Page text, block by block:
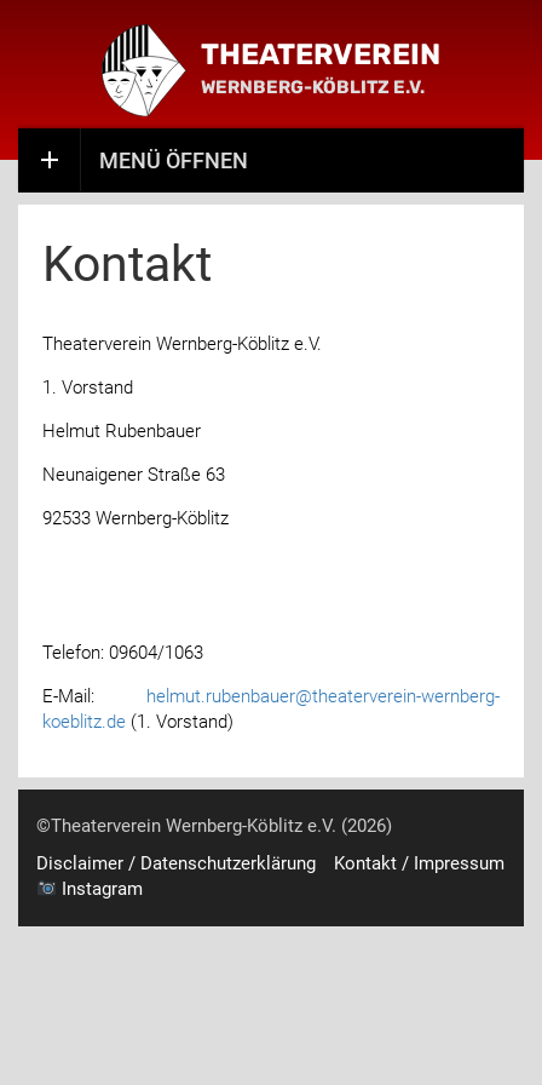
THEATERVEREIN
WERNBERG-KÖBLITZ E.V.
MENÜ ÖFFNEN
Kontakt
Theaterverein Wernberg-Köblitz e.V.
1. Vorstand
Helmut Rubenbauer
Neunaigener Straße 63
92533 Wernberg-Köblitz
Telefon: 09604/1063
E-Mail: helmut.rubenbauer@theaterverein-wernberg-
koeblitz.de (1. Vorstand)
©Theaterverein Wernberg-Köblitz e.V. (2026)
Disclaimer / Datenschutzerklärung
Kontakt / Impressum
Instagram